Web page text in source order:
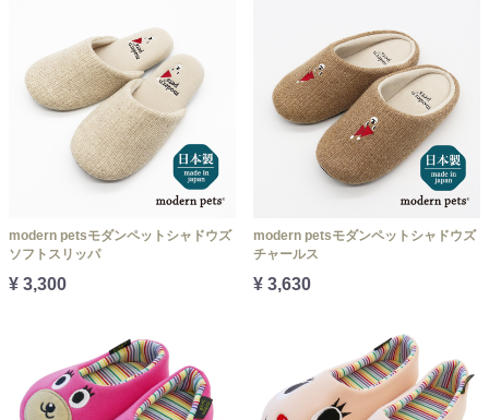
modern petsモダンペットシャドウズ
ソフトスリッパ
¥ 3,300
modern petsモダンペットシャドウズ
チャールス
¥ 3,630